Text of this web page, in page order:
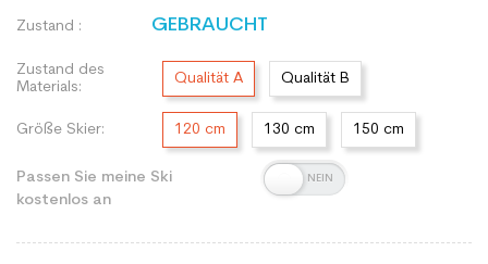
Zustand : GEBRAUCHT
Zustand des
Materials:
Qualität A Qualität B
Größe Skier: 120 cm 130 cm 150 cm
Passen Sie meine Ski
kostenlos an